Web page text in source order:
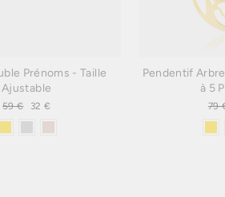
Prénoms - Taille
Ajustable
Prix
régulier
59 €
Prix
réduit
32 €
Pendentif
à 5
Prix
79